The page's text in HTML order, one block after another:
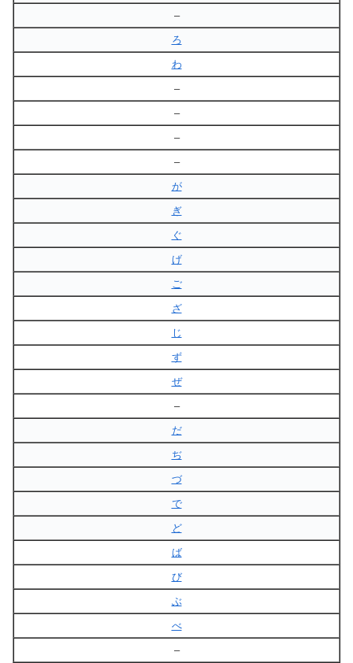
–
ろ
わ
–
–
–
–
が
ぎ
ぐ
げ
ご
ざ
じ
ず
ぜ
–
だ
ぢ
づ
で
ど
ば
び
ぶ
べ
–